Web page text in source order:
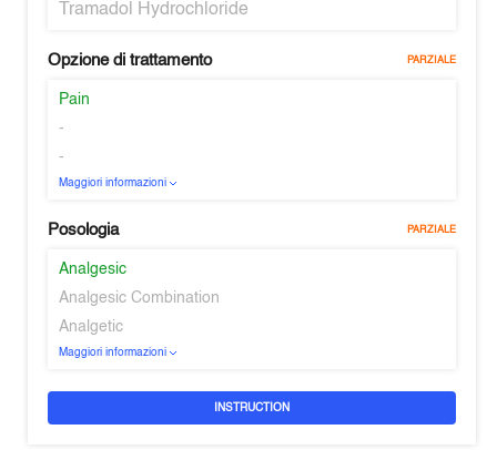
Tramadol Hydrochloride
Opzione di trattamento PARZIALE
Pain
-
-
Maggiori informazioni
Posologia PARZIALE
Analgesic
Analgesic Combination
Analgetic
Maggiori informazioni
INSTRUCTION